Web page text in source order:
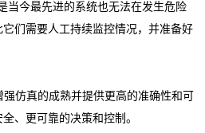
今最先进的系统也无法在发生危险
们需要人工持续监控情况，并准备好
真的成熟并提供更高的准确性和可
、更可靠的决策和控制。